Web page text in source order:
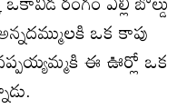
ఒక కాపు
ఈ ఊర్లో ఒక